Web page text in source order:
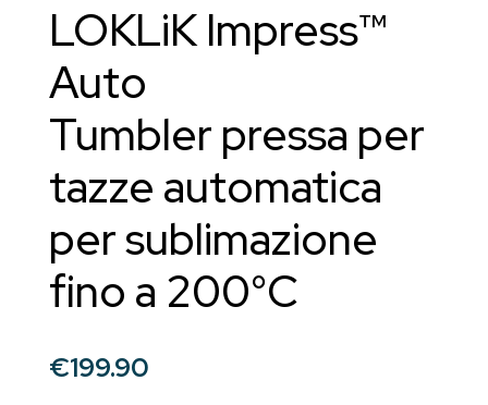
LOKLiK Impress™
Auto
Tumbler pressa per
tazze automatica
per sublimazione
fino a 200°C
€199.90